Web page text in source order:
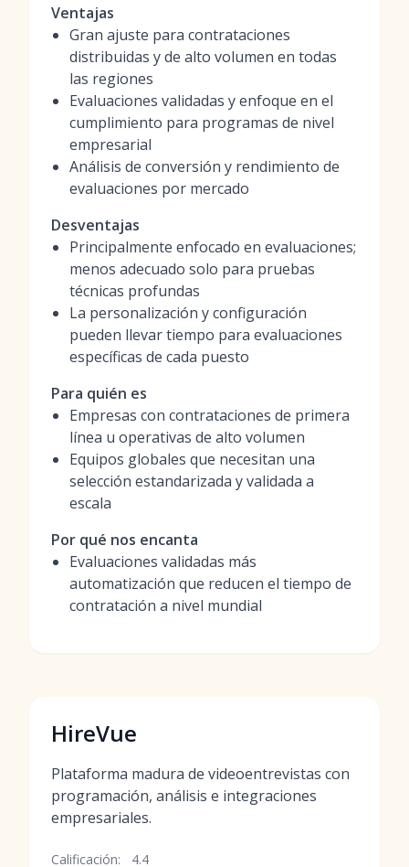
Ventajas
Gran ajuste para contrataciones
distribuidas y de alto volumen en todas
las regiones
Evaluaciones validadas y enfoque en el
cumplimiento para programas de nivel
empresarial
Análisis de conversión y rendimiento de
evaluaciones por mercado
Desventajas
Principalmente enfocado en evaluaciones;
menos adecuado solo para pruebas
técnicas profundas
La personalización y configuración
pueden llevar tiempo para evaluaciones
específicas de cada puesto
Para quién es
Empresas con contrataciones de primera
línea u operativas de alto volumen
Equipos globales que necesitan una
selección estandarizada y validada a
escala
Por qué nos encanta
Evaluaciones validadas más
automatización que reducen el tiempo de
contratación a nivel mundial
HireVue
Plataforma madura de videoentrevistas con
programación, análisis e integraciones
empresariales.
Calificación: 4.4